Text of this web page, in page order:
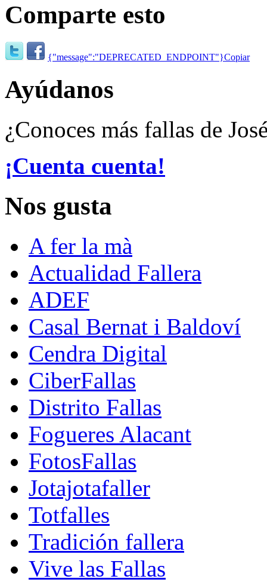
Comparte esto
{"message":"DEPRECATED_ENDPOINT"}Copiar
Ayúdanos
¿Conoces más fallas de
¡Cuenta cuenta!
Nos gusta
A fer la mà
Actualidad Fallera
ADEF
Casal Bernat i Baldoví
Cendra Digital
CiberFallas
Distrito Fallas
Fogueres Alacant
FotosFallas
Jotajotafaller
Totfalles
Tradición fallera
Vive las Fallas